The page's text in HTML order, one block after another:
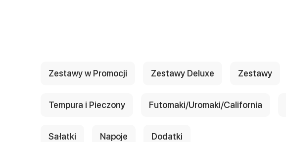
Zestawy w Promocji Zestawy Deluxe Zestawy
Tempura i Pieczony Futomaki/Uromaki/California
Sałatki Napoje Dodatki